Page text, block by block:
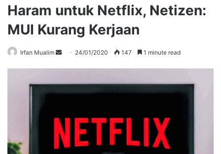
Haram untuk Netflix, Netizen:
MUI Kurang Kerjaan
Irfan Mualim
Send 24/01/2020 147 1 minute read